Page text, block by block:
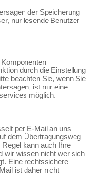
der Speicherung
nur lesende Benutzer
durch die Einstellung
beachten Sie, wenn Sie
ist nur eine
möglich.
per E-Mail an uns
dem Übertragungsweg
kann auch Ihre
wir wissen nicht wer sich
Eine rechtssichere
ist daher nicht